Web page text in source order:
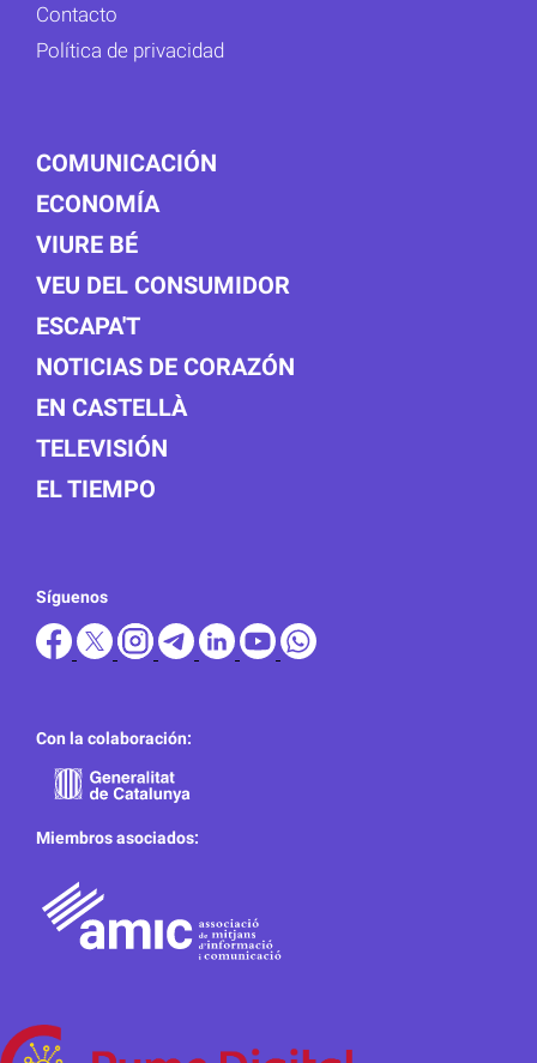
Contacto
Política de privacidad
COMUNICACIÓN
ECONOMÍA
VIURE BÉ
VEU DEL CONSUMIDOR
ESCAPA'T
NOTICIAS DE CORAZÓN
EN CASTELLÀ
TELEVISIÓN
EL TIEMPO
Síguenos
Con la colaboración:
Miembros asociados: